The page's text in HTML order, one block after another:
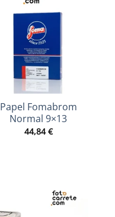
Papel Fomabrom
Normal 9×13
44,84€